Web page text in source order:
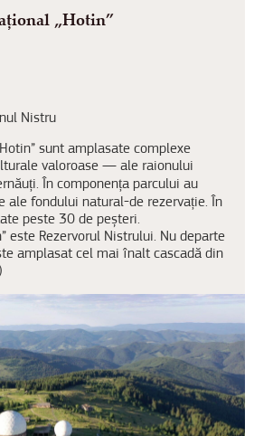
„Hotin”
Nistru
sunt amplasate complexe
valoroase — ale raionului
În componența parcului au
ale fondului natural-de rezervație. În
peste 30 de peșteri.
este Rezervorul Nistrului. Nu departe
amplasat cel mai înalt cascadă din